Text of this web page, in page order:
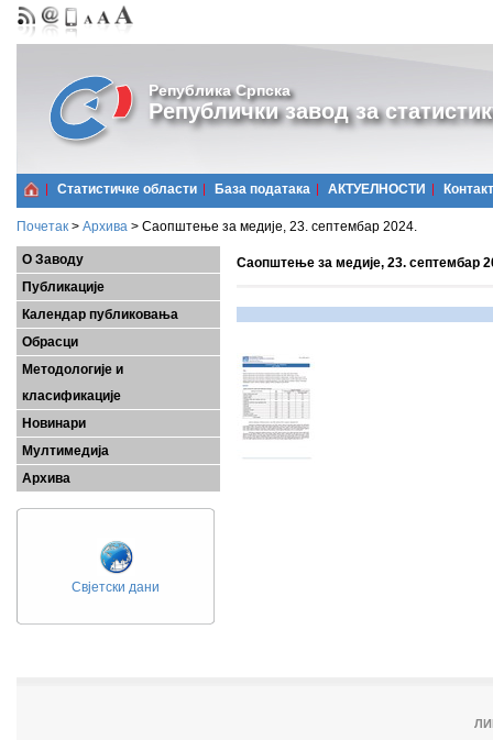
Република Српска
Републички завод за
Статистичке области Базa података АКТУЕЛНОСТИ Контакт
Почетак > Архива > Саопштење за медије, 23. септембар 2024.
О Заводу
Публикације
Календар публиковања
Обрасци
Методологије и
класификације
Новинари
Мултимедија
Архива
Свјетски дани
Саопштење за медије, 23. септембар